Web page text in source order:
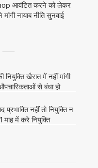
आवंटित करने को लेकर
नायाब नीति सुनवाई
खैरात में नहीं मांगी
से बंधा हो
नहीं तो नियुक्ति न
में करे नियुक्ति